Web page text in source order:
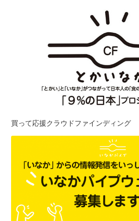
買って応援クラウドファインディング